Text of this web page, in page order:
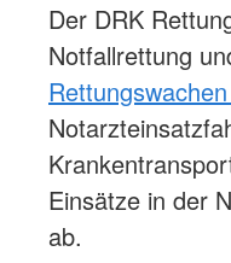
Der DRK
Notfallrettung
Rettungswachen
Einsätze in der
ab.